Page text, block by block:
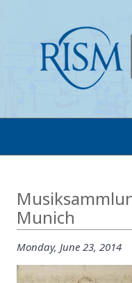
Munich
Monday, June 23, 2014